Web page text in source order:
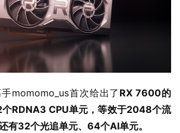
momomo_us首次给出了RX 7600的
RDNA3 CPU单元，等效于2048个流
有32个光追单元、64个AI单元。